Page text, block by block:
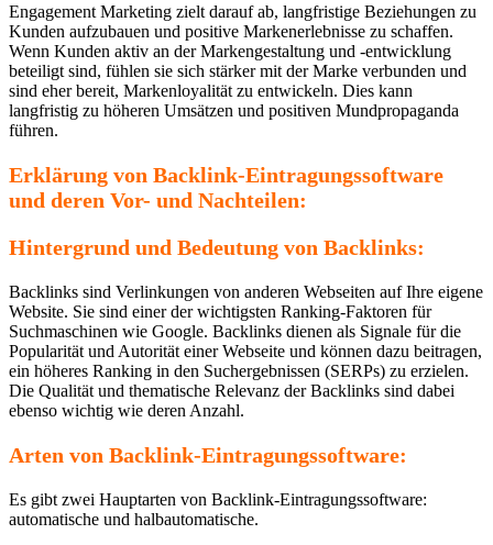
Engagement Marketing zielt darauf ab, langfristige Beziehungen zu
Kunden aufzubauen und positive Markenerlebnisse zu schaffen.
Wenn Kunden aktiv an der Markengestaltung und -entwicklung
beteiligt sind, fühlen sie sich stärker mit der Marke verbunden und
sind eher bereit, Markenloyalität zu entwickeln. Dies kann
langfristig zu höheren Umsätzen und positiven Mundpropaganda
führen.
Erklärung von Backlink-Eintragungssoftware
und deren Vor- und Nachteilen:
Hintergrund und Bedeutung von Backlinks:
Backlinks sind Verlinkungen von anderen Webseiten auf Ihre eigene
Website. Sie sind einer der wichtigsten Ranking-Faktoren für
Suchmaschinen wie Google. Backlinks dienen als Signale für die
Popularität und Autorität einer Webseite und können dazu beitragen,
ein höheres Ranking in den Suchergebnissen (SERPs) zu erzielen.
Die Qualität und thematische Relevanz der Backlinks sind dabei
ebenso wichtig wie deren Anzahl.
Arten von Backlink-Eintragungssoftware:
Es gibt zwei Hauptarten von Backlink-Eintragungssoftware:
automatische und halbautomatische.